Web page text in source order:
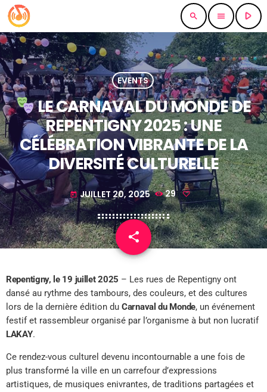
search menu play_arrow
EVENTS
LE CARNAVAL DU MONDE DE
REPENTIGNY 2025 : UNE
CÉLÉBRATION VIBRANTE DE LA
DIVERSITÉ CULTURELLE
today JUILLET 20, 2025 29
share
email
Repentigny, le 19 juillet 2025 – Les rues de Repentigny ont
dansé au rythme des tambours, des couleurs, et des cultures
lors de la dernière édition du Carnaval du Monde, un événement
festif et rassembleur organisé par l’organisme à but non lucratif
LAKAY.
Ce rendez-vous culturel devenu incontournable a une fois de
plus transformé la ville en un carrefour d’expressions
artistiques, de musiques enivrantes, de traditions partagées et